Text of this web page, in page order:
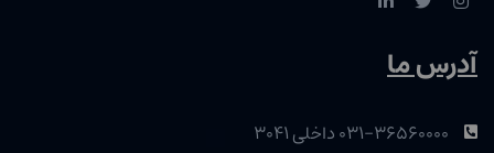
آدرس ما
۰۳۱-۳۶۵۶۰۰۰۰ داخلی ۳۰۴۱